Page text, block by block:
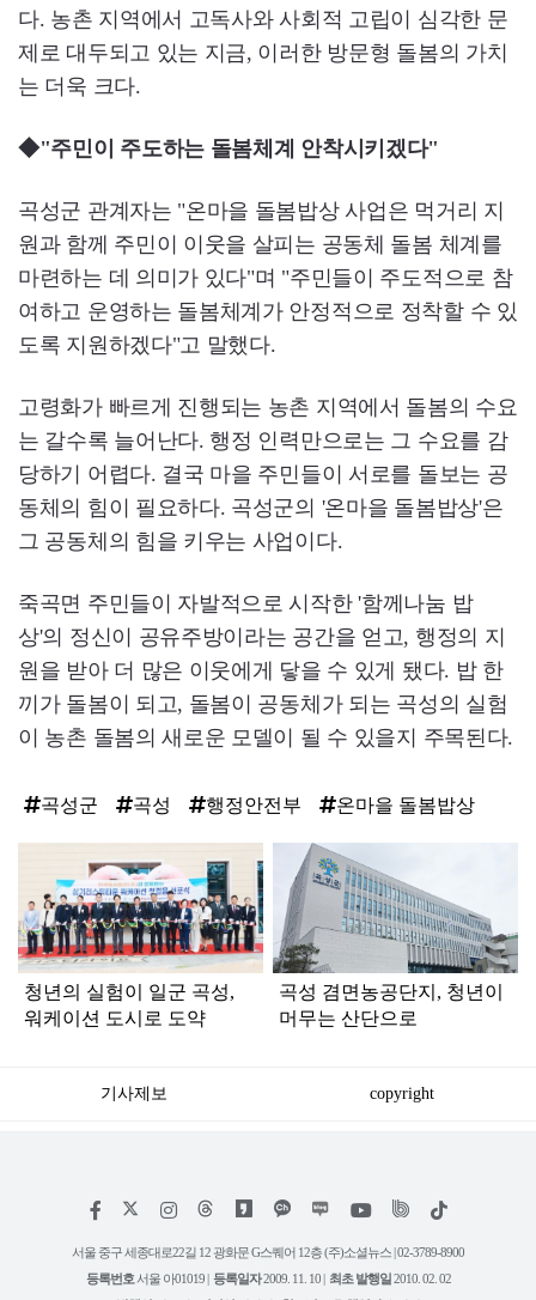
다. 농촌 지역에서 고독사와 사회적 고립이 심각한 문
제로 대두되고 있는 지금, 이러한 방문형 돌봄의 가치
는 더욱 크다.
◆"주민이 주도하는 돌봄체계 안착시키겠다"
곡성군 관계자는 "온마을 돌봄밥상 사업은 먹거리 지
원과 함께 주민이 이웃을 살피는 공동체 돌봄 체계를
마련하는 데 의미가 있다"며 "주민들이 주도적으로 참
여하고 운영하는 돌봄체계가 안정적으로 정착할 수 있
도록 지원하겠다"고 말했다.
고령화가 빠르게 진행되는 농촌 지역에서 돌봄의 수요
는 갈수록 늘어난다. 행정 인력만으로는 그 수요를 감
당하기 어렵다. 결국 마을 주민들이 서로를 돌보는 공
동체의 힘이 필요하다. 곡성군의 '온마을 돌봄밥상'은
그 공동체의 힘을 키우는 사업이다.
죽곡면 주민들이 자발적으로 시작한 '함께나눔 밥
상'의 정신이 공유주방이라는 공간을 얻고, 행정의 지
원을 받아 더 많은 이웃에게 닿을 수 있게 됐다. 밥 한
끼가 돌봄이 되고, 돌봄이 공동체가 되는 곡성의 실험
이 농촌 돌봄의 새로운 모델이 될 수 있을지 주목된다.
곡성군 곡성 행정안전부 온마을 돌봄밥상
인
청년의 실험이 일군 곡성,
워케이션 도시로 도약
곡성 겸면농공단지, 청년이
머무는 산단으로
기사제보 copyright
페
스
인
타
램
위
트
유
틱
서울 중구 세종대로22길 12 광화문 G스퀘어 12층 (주)소셜뉴스 | 02-3789-8900
등록번호 서울 아01019 | 등록일자2009. 11. 10 | 최초 발행일2010. 02. 02